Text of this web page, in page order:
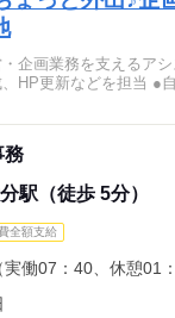
企画業務を支えるア
HP更新などを担当 ●
務
駅（徒歩 5分）
全額支給
働07：40、休憩01